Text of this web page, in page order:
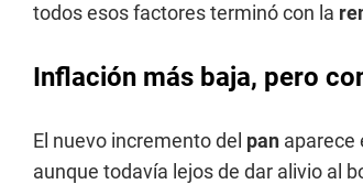
todos esos factores terminó con la
Inflación más baja, pero
El nuevo incremento del pan aparece
aunque todavía lejos de dar alivio al